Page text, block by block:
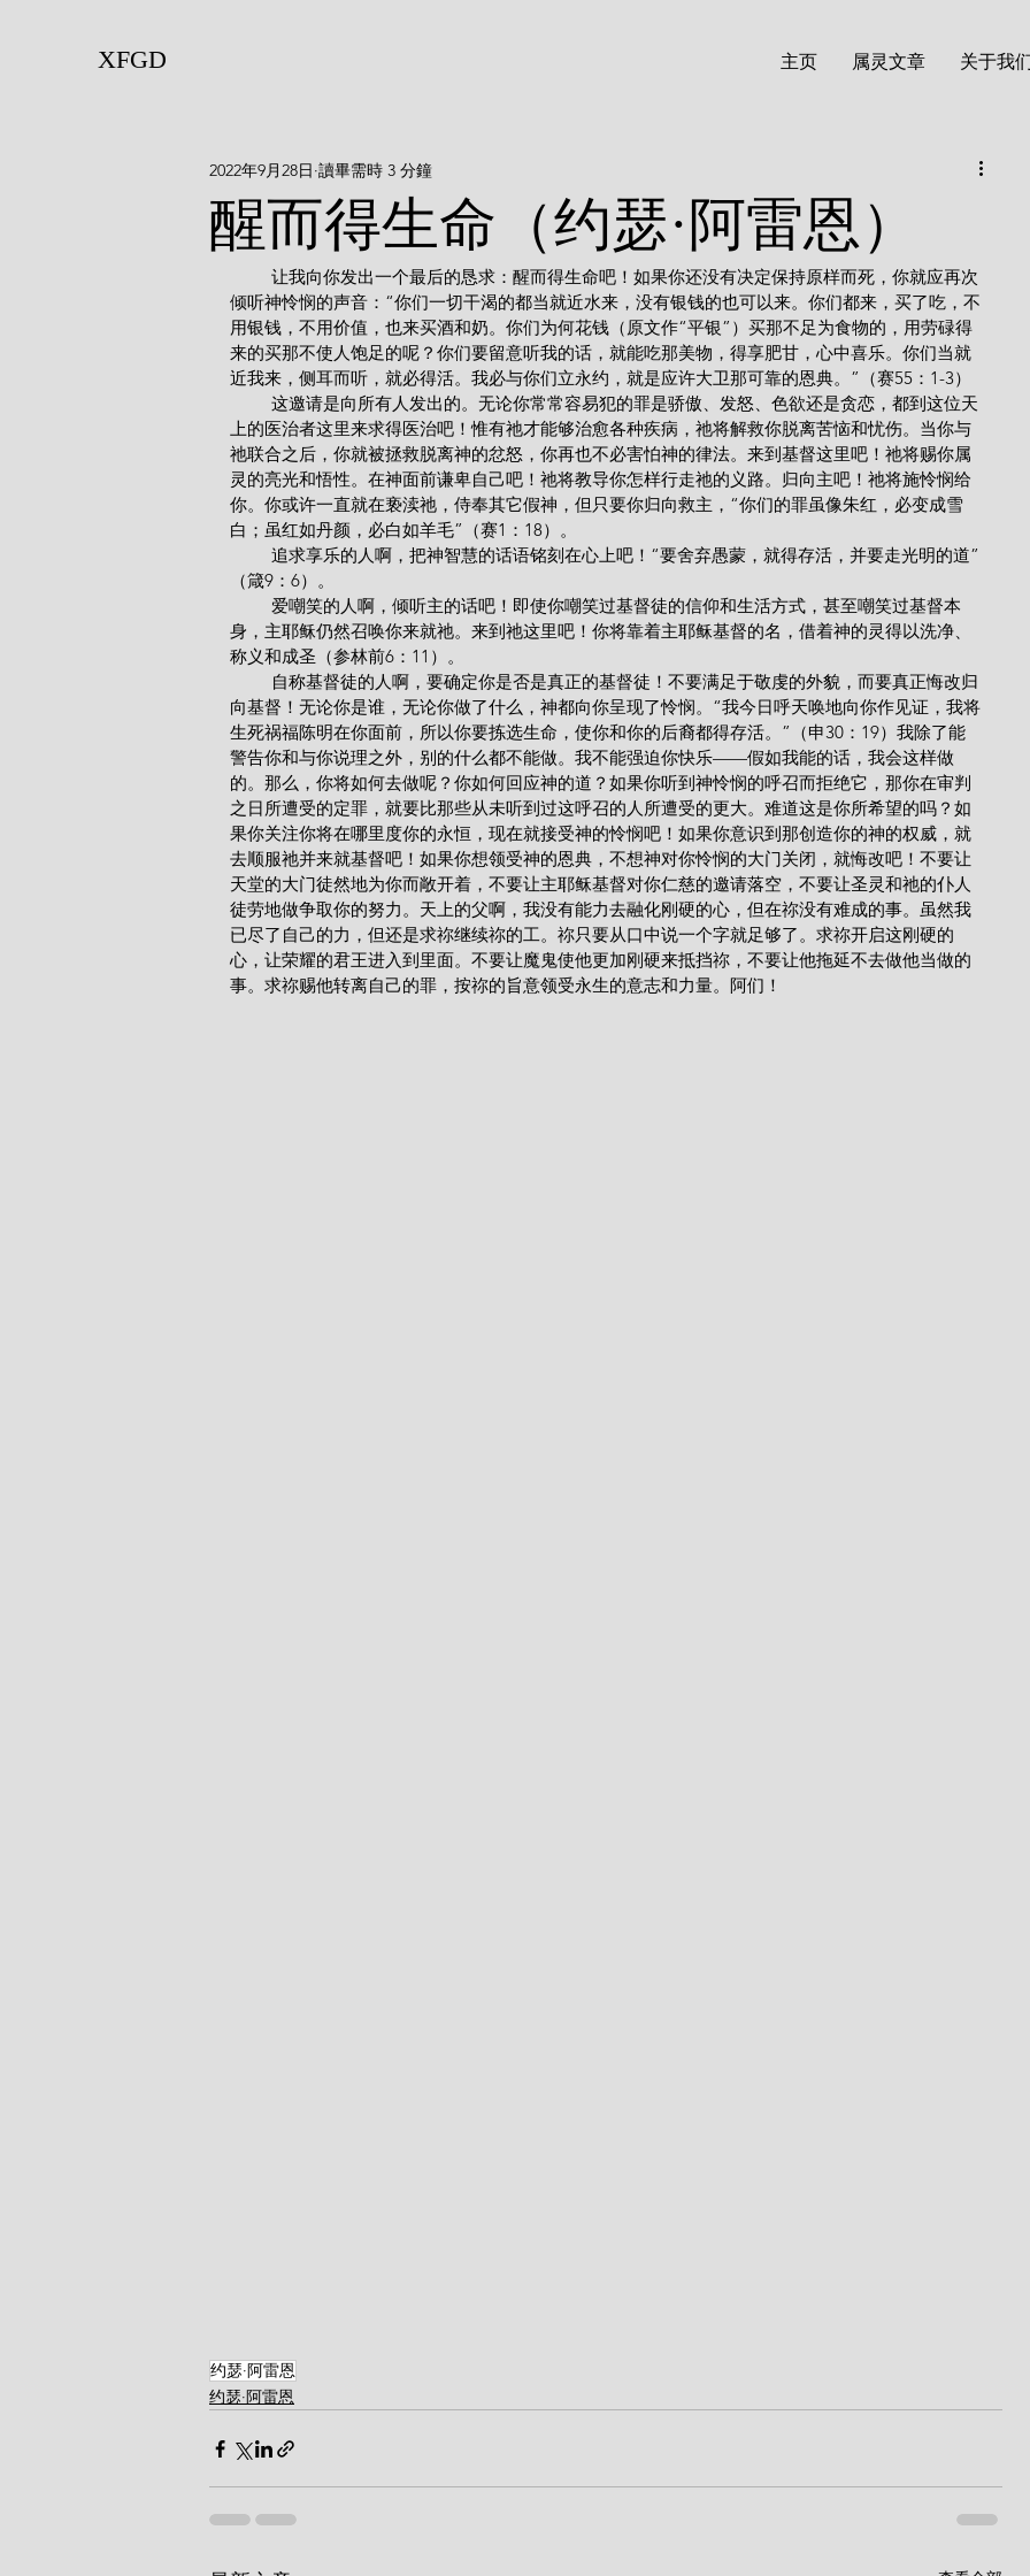
XFGD 主页 属灵文章 关于我
醒而得生命（约瑟·阿雷恩）
2022年9月28日 讀畢需時 3 分鐘
倾听神怜悯的声音：“你们一切干渴的都当就近水来，没有银钱的也可以来。你们都来，买了吃，不
用银钱，不用价值，也来买酒和奶。你们为何花钱（原文作“平银”）买那不足为食物的，用劳碌得
来的买那不使人饱足的呢？你们要留意听我的话，就能吃那美物，得享肥甘，心中喜乐。你们当就
近我来，侧耳而听，就必得活。我必与你们立永约，就是应许大卫那可靠的恩典。”（赛55：1-3）
上的医治者这里来求得医治吧！惟有祂才能够治愈各种疾病，祂将解救你脱离苦恼和忧伤。当你与
祂联合之后，你就被拯救脱离神的忿怒，你再也不必害怕神的律法。来到基督这里吧！祂将赐你属
灵的亮光和悟性。在神面前谦卑自己吧！祂将教导你怎样行走祂的义路。归向主吧！祂将施怜悯给
你。你或许一直就在亵渎祂，侍奉其它假神，但只要你归向救主，“你们的罪虽像朱红，必变成雪
白；虽红如丹颜，必白如羊毛”（赛1：18）。
（箴9：6）。
身，主耶稣仍然召唤你来就祂。来到祂这里吧！你将靠着主耶稣基督的名，借着神的灵得以洗净、
称义和成圣（参林前6：11）。
向基督！无论你是谁，无论你做了什么，神都向你呈现了怜悯。“我今日呼天唤地向你作见证，我将
生死祸福陈明在你面前，所以你要拣选生命，使你和你的后裔都得存活。”（申30：19）我除了能
警告你和与你说理之外，别的什么都不能做。我不能强迫你快乐——假如我能的话，我会这样做
的。那么，你将如何去做呢？你如何回应神的道？如果你听到神怜悯的呼召而拒绝它，那你在审判
之日所遭受的定罪，就要比那些从未听到过这呼召的人所遭受的更大。难道这是你所希望的吗？如
果你关注你将在哪里度你的永恒，现在就接受神的怜悯吧！如果你意识到那创造你的神的权威，就
去顺服祂并来就基督吧！如果你想领受神的恩典，不想神对你怜悯的大门关闭，就悔改吧！不要让
天堂的大门徒然地为你而敞开着，不要让主耶稣基督对你仁慈的邀请落空，不要让圣灵和祂的仆人
徒劳地做争取你的努力。天上的父啊，我没有能力去融化刚硬的心，但在祢没有难成的事。虽然我
已尽了自己的力，但还是求祢继续祢的工。祢只要从口中说一个字就足够了。求祢开启这刚硬的
心，让荣耀的君王进入到里面。不要让魔鬼使他更加刚硬来抵挡祢，不要让他拖延不去做他当做的
事。求祢赐他转离自己的罪，按祢的旨意领受永生的意志和力量。阿们！
约瑟·阿雷恩
约瑟·阿雷恩